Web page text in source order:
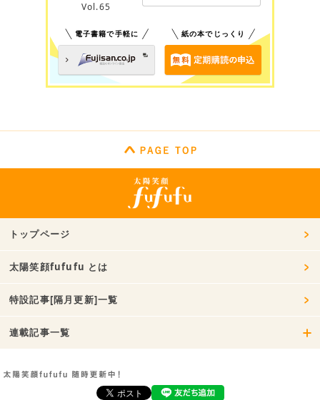
Vol.65
電子書籍で手軽に 紙の本でじっくり
トップページ
太陽笑顔fufufu とは
特設記事[隔月更新]一覧
連載記事一覧